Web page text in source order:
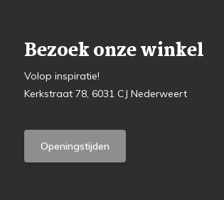
Bezoek onze winkel
Volop inspiratie!
Kerkstraat 78, 6031 CJ Nederweert
Openingstijden